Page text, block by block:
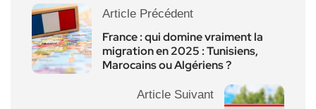
Article Précédent
France : qui domine vraiment la
migration en 2025 : Tunisiens,
Marocains ou Algériens ?
Article Suivant